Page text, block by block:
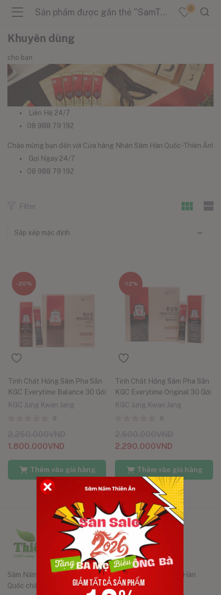
(Sản Phẩm )
(Danh Mục )
(Tin Tức )
Sản phẩm được gắn thẻ "SamTangDeKhang" 0
Khuyên dùng
cho bạn
Liên Hệ 24/7
08 988 79 192
Chào mừng bạn đến với Cửa hàng Nhân Sâm Hàn Quốc-Thiên Ân!
Gọi Ngay 24/7
08 988 79 192
Filter
Sắp xếp mặc định
-20%
Tinh Chất Hồng Sâm Pha Sẵn
KGC Everytime Balance 30 Gói
KGC Jung Kwan Jang
0
1.800.000VND
Thêm vào giỏ hàng
-12%
Tinh Chất Hồng Sâm Pha Sẵn
KGC Everytime Original 30 Gói
KGC Jung Kwan Jang
0
2.290.000VND
Thêm vào giỏ hàng
Sâm Nấm Thiên Ân phân phối các sản phẩm chính hãng Hàn
Quốc chất lượng tốt nhất đến tay người tiêu dùng.